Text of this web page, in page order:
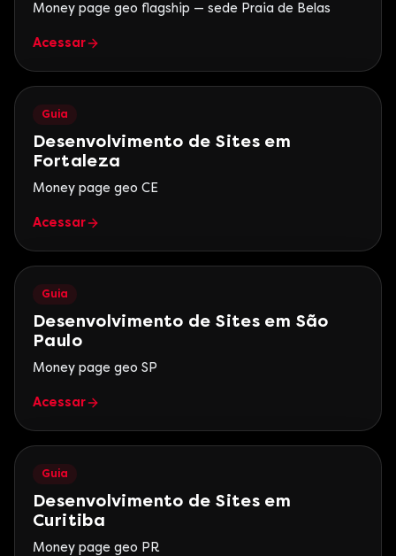
Money page geo flagship — sede Praia de Belas
Acessar
Guia
Desenvolvimento de Sites em
Fortaleza
Money page geo CE
Acessar
Guia
Desenvolvimento de Sites em São
Paulo
Money page geo SP
Acessar
Guia
Desenvolvimento de Sites em
Curitiba
Money page geo PR